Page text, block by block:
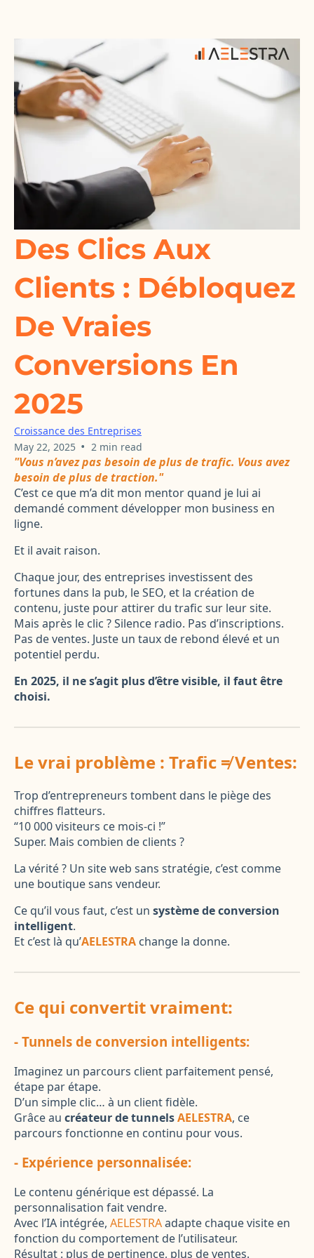
Des Clics Aux
Clients : Débloquez
De Vraies
Conversions En
2025
Croissance des Entreprises
May 22, 2025 • 2 min read
"Vous n’avez pas besoin de plus de trafic. Vous avez
besoin de plus de traction."
C’est ce que m’a dit mon mentor quand je lui ai
demandé comment développer mon business en
ligne.
Et il avait raison.
Chaque jour, des entreprises investissent des
fortunes dans la pub, le SEO, et la création de
contenu, juste pour attirer du trafic sur leur site.
Mais après le clic ? Silence radio. Pas d’inscriptions.
Pas de ventes. Juste un taux de rebond élevé et un
potentiel perdu.
En 2025, il ne s’agit plus d’être visible, il faut être
choisi.
Le vrai problème : Trafic ≠ Ventes:
Trop d’entrepreneurs tombent dans le piège des
chiffres flatteurs.
“10 000 visiteurs ce mois-ci !”
Super. Mais combien de clients ?
La vérité ? Un site web sans stratégie, c’est comme
une boutique sans vendeur.
Ce qu’il vous faut, c’est un système de conversion
intelligent.
Et c’est là qu’AELESTRA change la donne.
Ce qui convertit vraiment:
- Tunnels de conversion intelligents:
Imaginez un parcours client parfaitement pensé,
étape par étape.
D’un simple clic… à un client fidèle.
Grâce au créateur de tunnelsAELESTRA, ce
parcours fonctionne en continu pour vous.
- Expérience personnalisée:
Le contenu générique est dépassé. La
personnalisation fait vendre.
Avec l’IA intégrée, AELESTRAadapte chaque visite en
fonction du comportement de l’utilisateur.
Résultat : plus de pertinence, plus de ventes.